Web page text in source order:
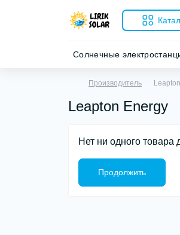
Солнечные
Производитель
Leapton Energy
Нет ни одного товара
Продолжить